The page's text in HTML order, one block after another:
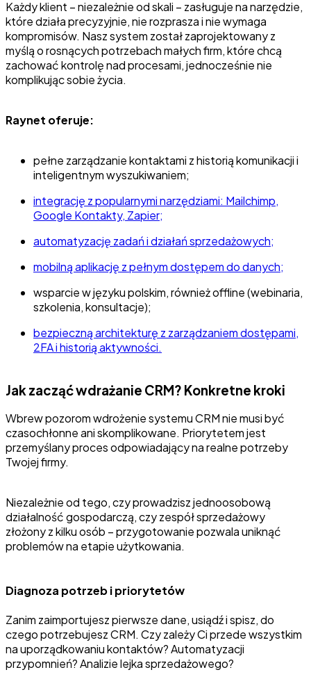
Każdy klient – niezależnie od skali – zasługuje na narzędzie,
które działa precyzyjnie, nie rozprasza i nie wymaga
kompromisów. Nasz system został zaprojektowany z
myślą o rosnących potrzebach małych firm, które chcą
zachować kontrolę nad procesami, jednocześnie nie
komplikując sobie życia.
Raynet oferuje:
pełne zarządzanie kontaktami z historią komunikacji i
inteligentnym wyszukiwaniem;
integrację z popularnymi narzędziami: Mailchimp,
Google Kontakty, Zapier;
automatyzację zadań i działań sprzedażowych;
mobilną aplikację z pełnym dostępem do danych;
wsparcie w języku polskim, również offline (webinaria,
szkolenia, konsultacje);
bezpieczną architekturę z zarządzaniem dostępami,
2FA i historią aktywności.
Jak zacząć wdrażanie CRM? Konkretne kroki
Wbrew pozorom wdrożenie systemu CRM nie musi być
czasochłonne ani skomplikowane. Priorytetem jest
przemyślany proces odpowiadający na realne potrzeby
Twojej firmy.
Niezależnie od tego, czy prowadzisz jednoosobową
działalność gospodarczą, czy zespół sprzedażowy
złożony z kilku osób – przygotowanie pozwala uniknąć
problemów na etapie użytkowania.
Diagnoza potrzeb i priorytetów
Zanim zaimportujesz pierwsze dane, usiądź i spisz, do
czego potrzebujesz CRM. Czy zależy Ci przede wszystkim
na uporządkowaniu kontaktów? Automatyzacji
przypomnień? Analizie lejka sprzedażowego?